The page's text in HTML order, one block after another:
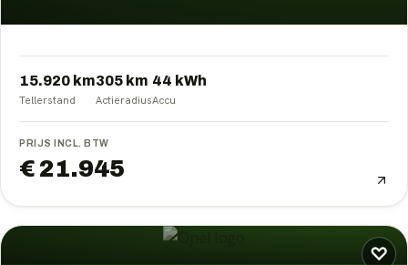
15.920 km
Tellerstand
305 km
Actieradius
44 kWh
Accu
PRIJS INCL. BTW
€ 21.945
♡